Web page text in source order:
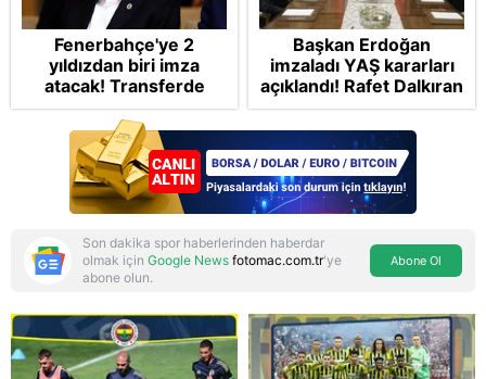
Fenerbahçe'ye 2
yıldızdan biri imza
atacak! Transferde
golcü harekatı...
Başkan Erdoğan
imzaladı YAŞ kararları
açıklandı! Rafet Dalkıran
Hava Kuvvetleri
Komutanı olarak atandı
Son dakika spor haberlerinden haberdar
olmak için Google News fotomac.com.tr'ye
abone olun.
Abone Ol